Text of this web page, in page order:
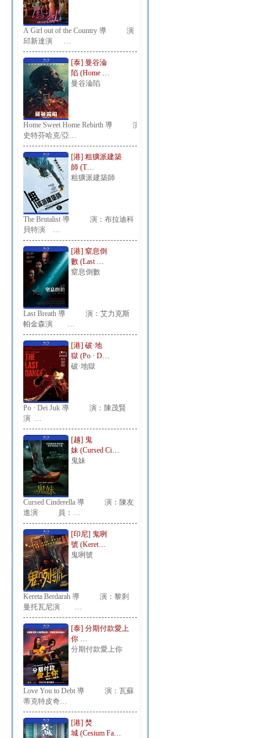
A Girl out of the Country 導 演：
邱新達演 …
[泰] 曼谷淪
陷 (Home …
曼谷淪陷
Home Sweet Home Rebirth 導 演：
史特芬哈克/亞…
[港] 粗獷派建築
師 (T…
粗獷派建築師
The Brutalist 導 演：布拉迪科
貝特演 …
[港] 窒息倒
數 (Last …
窒息倒數
Last Breath 導 演：艾力克斯
帕金森演 …
[港] 破·地
獄 (Po · D…
破·地獄
Po · Dei Juk 導 演：陳茂賢
演 …
[越] 鬼
妹 (Cursed Ci…
鬼妹
Cursed Cinderella 導 演：陳友
進演 員：…
[印尼] 鬼咧
號 (Keret…
鬼咧號
Kereta Berdarah 導 演：黎刹
曼托瓦尼演 …
[泰] 分期付款愛上
你 …
分期付款愛上你
Love You to Debt 導 演：瓦蘇
蒂克特皮奇…
[港] 焚
城 (Cesium Fa…